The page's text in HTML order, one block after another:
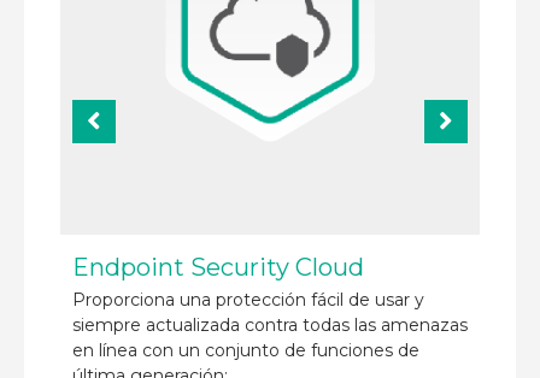
Security for Microsoft Office 365
Protección avanzada todo en uno contra
amenazas para los servicios de comunicación y
colaboración de Microsoft Office 365.